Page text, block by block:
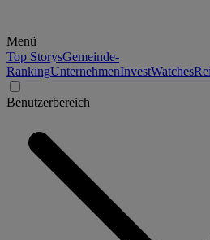
Menü
Top StorysGemeinde-
RankingUnternehmenInvestWatches
Benutzerbereich